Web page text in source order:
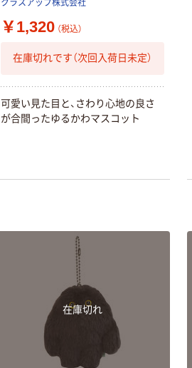
クラスアップ株式会社
￥1,320 （税込）
在庫切れです（次回入荷日未定）
可愛い見た目と、さわり心地の良さ
が合間ったゆるかわマスコット
在庫切れ